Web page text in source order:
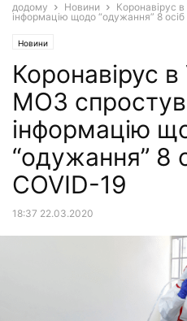
додому Новини
Коронавірус
інформацію щодо “одужання” 8 осіб
Новини
Коронавірус в
МОЗ
інформацію
“одужання” 8
COVID-19
18:37 22.03.2020